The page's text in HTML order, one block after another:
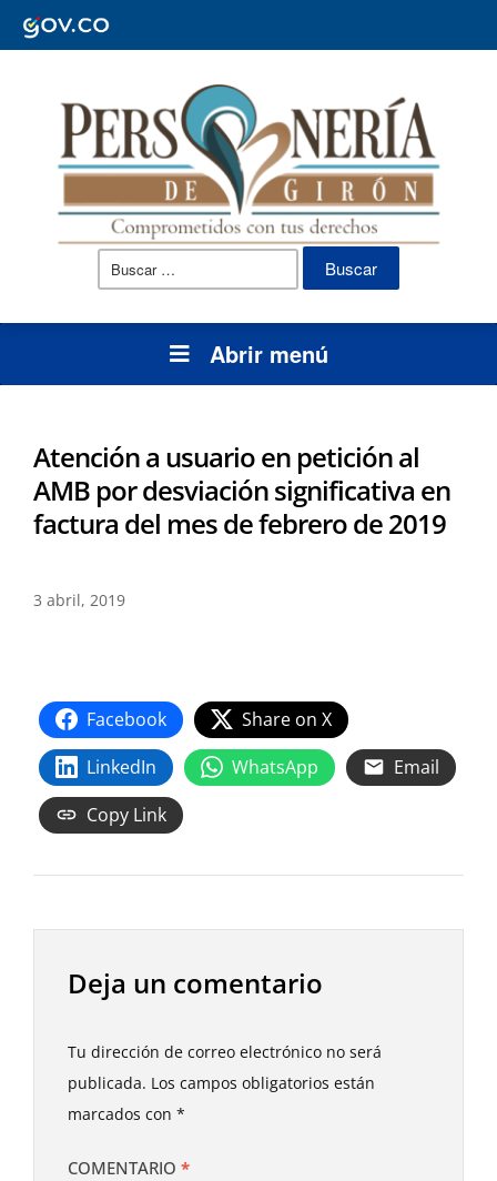
Buscar:
Abrir menú
Atención a usuario en petición al
AMB por desviación significativa en
factura del mes de febrero de 2019
3 abril, 2019
Facebook
Share on X
LinkedIn
WhatsApp
Email
Copy Link
Deja un comentario
Tu dirección de correo electrónico no será
publicada. Los campos obligatorios están
marcados con *
COMENTARIO *